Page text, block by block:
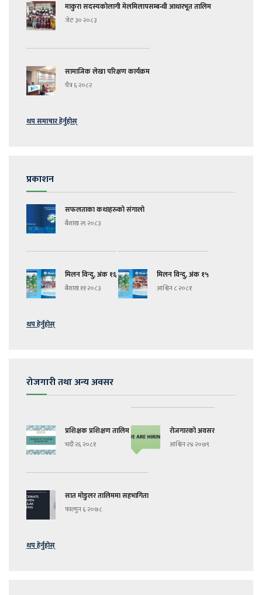
माकुरा सदस्यकोलागी मेलमिलापसम्बन्धी आधारभूत तालिम
जेठ ३० २०८३
सामाजिक लेखा परिक्षण कार्यक्रम
चैत्र ६ २०८२
थप समाचार हेर्नुहोस्
प्रकाशन
सफलताका कथाहरुको संगालो
बैशाख २९ २०८३
मिलन विन्दु, अंक १६
बैशाख ११ २०८३
मिलन विन्दु, अंक १५
आश्विन ८ २०८१
थप हेर्नुहोस्
रोजगारी तथा अन्य अवसर
प्रशिक्षक प्रशिक्षण तालिम
भदौ २६ २०८१
रोजगारको अवसर
आश्विन २४ २०७९
सात मोडुलर तालिममा सहभागिता
फाल्गुन ६ २०७८
थप हेर्नुहोस्